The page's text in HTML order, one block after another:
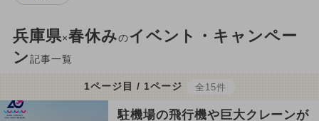
兵庫県×春休みのイベント・キャンペー
ン記事一覧
1ページ目 / 1ページ 全15件
駐機場の飛行機や巨大クレーンが